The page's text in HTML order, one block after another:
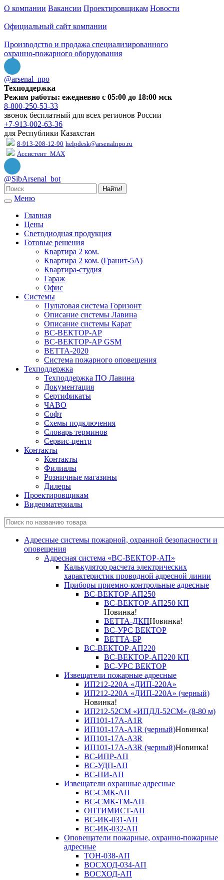
О компании Вакансии Проектировщикам Новости
Официальный сайт компании
Производство и продажа специализированного
охранно-пожарного оборудования
@arsenal_npo
Техподдержка
Режим работы: ежедневно с 05:00 до 18:00 мск
8-800-250-53-33
звонок бесплатный для всех регионов России
+7-913-002-63-36
для Республики Казахстан
8-913-208-12-90 helpdesk@arsenalnpo.ru
Ассистент_MAX
@SibArsenal_bot
Найти!
Меню
Главная
Цены
Светодиодная продукция
Готовые решения
Квартира 2 ком.
Квартира 2 ком. (Гранит-5А)
Квартира-студия
Гараж
Офис
Системы
Пультовая система Горизонт
Описание системы Лавина
Описание системы Карат
ВС-ВЕКТОР-АР
ВС-ВЕКТОР-АР GSM
ВЕТТА-2020
Система пожарного оповещения
Техподдержка
Техподдержка ПО Лавина
Документация
Сертификаты
ЧАВО
Софт
Схемы подключения
Словарь терминов
Сервис-центр
Контакты
Контакты
Филиалы
Розничные магазины
Дилеры
Проектировщикам
Видеоматериалы
Адресные системы пожарной, охранной безопасности и
оповещения
Адресная система «ВС-ВЕКТОР-АП»
Калькулятор расчета электрических
характеристик проводной адресной линии
Приборы приемно-контрольные адресные
ВС-ВЕКТОР-АП250
ВС-ВЕКТОР-АП250 КП
Новинка!
ВЕТТА-ДКПНовинка!
ВС-УРС ВЕКТОР
ВЕТТА-БР
ВС-ВЕКТОР-АП220
ВС-ВЕКТОР-АП220 КП
ВС-УРС ВЕКТОР
Извещатели пожарные адресные
ИП212-220А «ДИП-220А»
ИП212-220А «ДИП-220А» (черный)
Новинка!
ИП212-52СМ «ИПДЛ-52СМ» (8-80 м)
ИП101-17А-A1R
ИП101-17А-A1R (черный)Новинка!
ИП101-17А-A3R
ИП101-17А-A3R (черный)Новинка!
ВС-ИПР-АП
ВС-УДП-АП
ВС-ПИ-АП
Извещатели охранные адресные
ВС-СМК-АП
ВС-СМК-ТМ-АП
ОПТИМИСТ-АП
ВС-ИК-031-АП
ВС-ИК-032-АП
Оповещатели пожарные, охранно-пожарные
адресные
ТОН-038-АП
ВОСХОД-034-АП
ВОСХОД-АП